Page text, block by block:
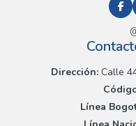
Dirección:Calle
Línea